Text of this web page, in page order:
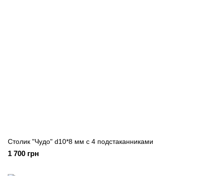
Столик "Чудо" d10*8 мм с 4 подстаканниками
1 700 грн